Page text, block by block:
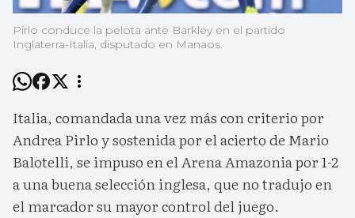
Pirlo conduce la pelota ante Barkley en el partido
Inglaterra-Italia, disputado en Manaos.
Italia, comandada una vez más con criterio por
Andrea Pirlo y sostenida por el acierto de Mario
Balotelli, se impuso en el Arena Amazonia por 1-2
a una buena selección inglesa, que no tradujo en
el marcador su mayor control del juego.